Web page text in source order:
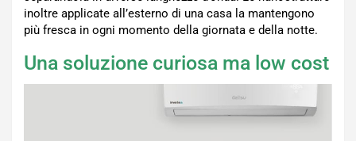
inoltre applicate all’esterno di una casa la mantengono
più fresca in ogni momento della giornata e della notte.
Una soluzione curiosa ma low cost